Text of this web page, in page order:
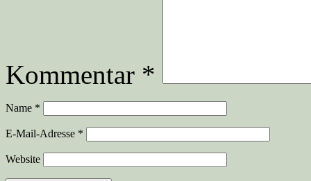
Kommentar *
Name *
E-Mail-Adresse *
Website